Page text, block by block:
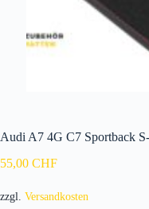
Audi A7 4G C7 Sportback
55,00 CHF
zzgl. Versandkosten